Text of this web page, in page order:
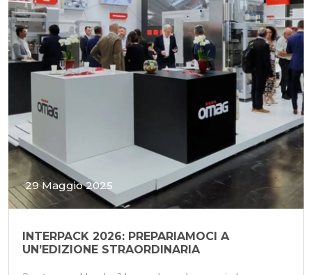
29 Maggio 2025
INTERPACK 2026: PREPARIAMOCI A
UN’EDIZIONE STRAORDINARIA